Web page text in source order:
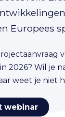
Europees
2026? Wil je
weet je niet
webinar